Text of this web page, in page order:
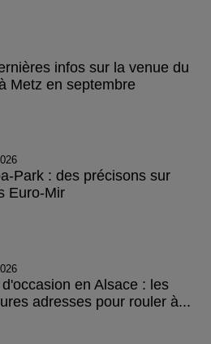
infos sur la venue du
Metz en septembre
Park : des précisons sur
Euro-Mir
en Alsace : les
adresses pour rouler à...